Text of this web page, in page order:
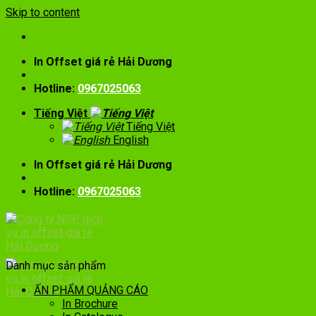
Skip to content
In Offset giá rẻ Hải Dương
Hotline: 0967025063
Tiếng Việt
Tiếng Việt
English
In Offset giá rẻ Hải Dương
Hotline: 0967025063
Danh mục sản phẩm
ẤN PHẨM QUẢNG CÁO
In Brochure